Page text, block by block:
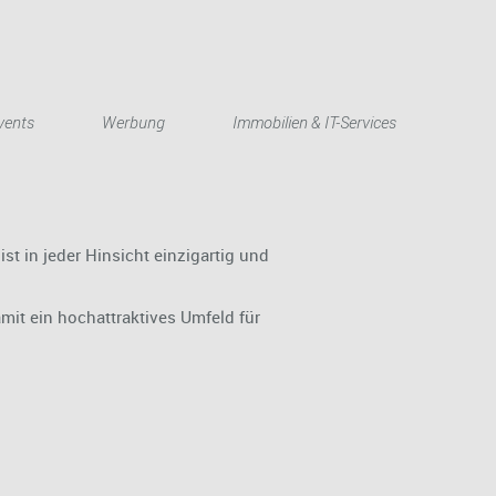
Werbung Immobilien & IT-Services
in jeder Hinsicht einzigartig und
ein hochattraktives Umfeld für